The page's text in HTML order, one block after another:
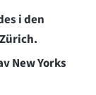
i den
New Yorks